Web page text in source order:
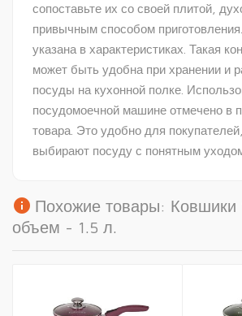
сопоставьте их со своей плитой,
привычным способом
указана в характеристиках. Такая
может быть удобна при хранении и
посуды на кухонной полке.
посудомоечной машине отмечено в
товара. Это удобно для
выбирают посуду с понятным уходом
info Похожие товары: Ковшики
объем - 1.5 л.